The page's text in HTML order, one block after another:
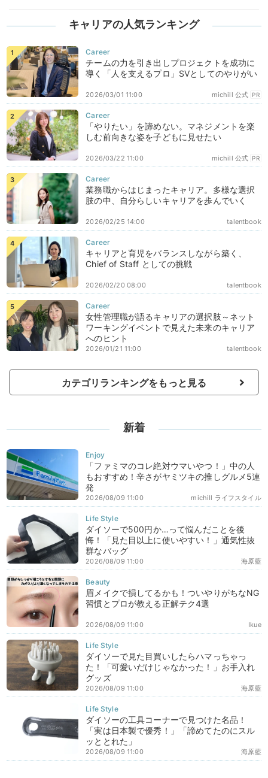
キャリアの人気ランキング
チームの力を引き出しプロジェクトを成功に
導く「人を支えるプロ」SVとしてのやりがい
michill 公式 PR
2026/03/01 11:00
「やりたい」を諦めない。マネジメントを楽
しむ前向きな姿を子どもに見せたい
michill 公式 PR
2026/03/22 11:00
業務職からはじまったキャリア。多様な選択
肢の中、自分らしいキャリアを歩んでいく
talentbook
2026/02/25 14:00
キャリアと育児をバランスしながら築く、
Chief of Staff としての挑戦
talentbook
2026/02/20 08:00
女性管理職が語るキャリアの選択肢～ネット
ワーキングイベントで見えた未来のキャリア
へのヒント
talentbook
2026/01/21 11:00
カテゴリランキングをもっと見る
新着
「ファミマのコレ絶対ウマいやつ！」中の人
もおすすめ！辛さがヤミツキの推しグルメ5連
発
michill ライフスタイル
2026/08/09 11:00
ダイソーで500円か…って悩んだことを後
悔！「見た目以上に使いやすい！」通気性抜
群なバッグ
海原藍
2026/08/09 11:00
眉メイクで損してるかも！ついやりがちなNG
習慣とプロが教える正解テク4選
Ikue
2026/08/09 11:00
ダイソーで見た目買いしたらハマっちゃっ
た！「可愛いだけじゃなかった！」お手入れ
グッズ
海原藍
2026/08/09 11:00
ダイソーの工具コーナーで見つけた名品！
「実は日本製で優秀！」「諦めてたのにスル
ッととれた」
海原藍
2026/08/09 11:00